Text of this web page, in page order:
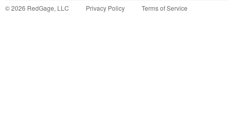
©2026 RedGage, LLC Privacy Policy Terms of Service